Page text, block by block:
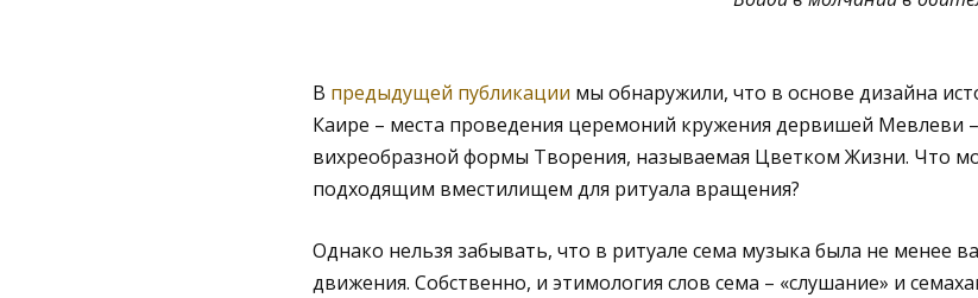
В предыдущей публикации мы обнаружили, что в основе дизайна
Каире – места проведения церемоний кружения дервишей Мевлеви
вихреобразной формы Творения, называемая Цветком Жизни. Что
подходящим вместилищем для ритуала вращения?
Однако нельзя забывать, что в ритуале сема музыка была не менее
движения. Собственно, и этимология слов сема – «слушание» и